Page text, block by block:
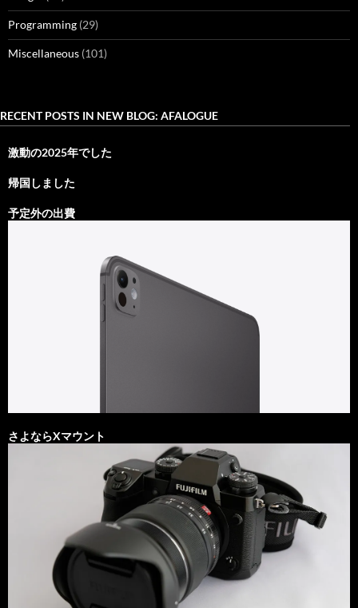
Programming (29)
Miscellaneous (101)
RECENT POSTS IN NEW BLOG: AFALOGUE
激動の2025年でした
帰国しました
予定外の出費
さよならXマウント